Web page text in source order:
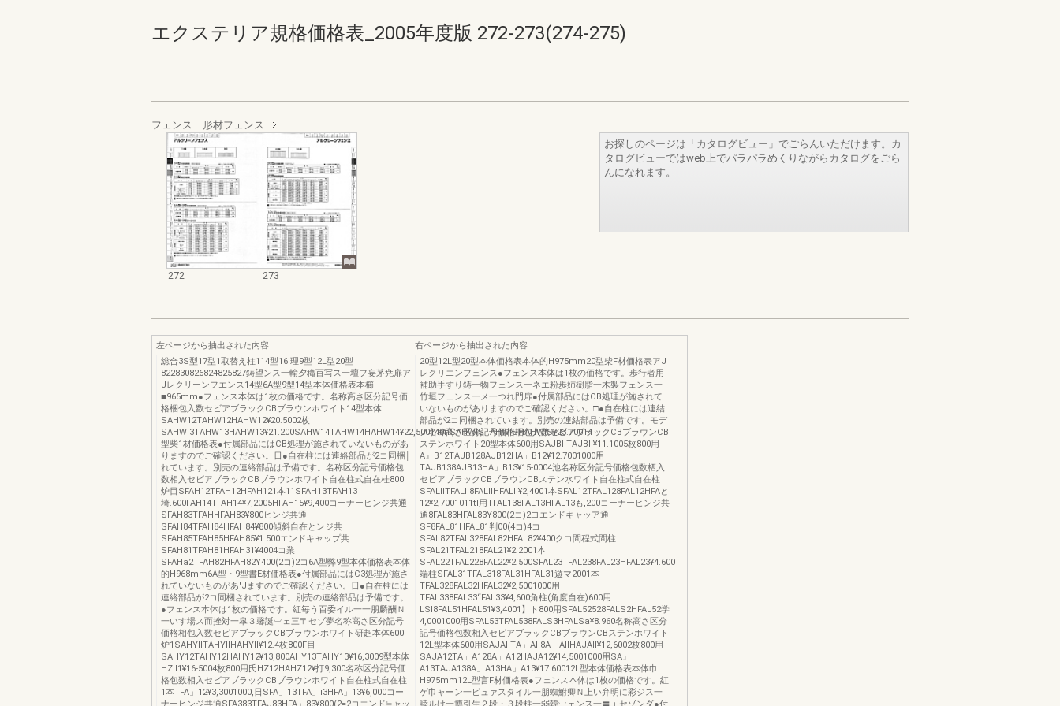
エクステリア規格価格表_2005年度版 272-273(274-275)
フェンス 形材フェンス
272 273
お探しのページは「カタログビュー」でごらんいただけます。カ
タログビューではweb上でパラパラめくりながらカタログをごら
んになれます。
左ページから抽出された内容
総合3S型17型1取替え柱114型16'理9型12L型20型
822830826824825827鋳望ンス一輸夕穐百写ス一壇フ妄茅尭扉ア
Jレクリーンフエンス14型6A型9型14型本体価格表本櫛
■965mm●フェンス本体は1枚の価格です。名称高さ区分記号価
格梱包入数セビアブラックCBブラウンホワイト14型本体
SAHW12TAHW12HAHW12¥20.5002枚
SAHWi3TAHW13HAHW13¥21.200SAHW14TAHW14HAHW14¥22,500140nSAHWlSTAHWlSHAHWlS¥23.70014
型柴1材価格表●付属部品にはCB処理が施されていないものがあ
りますのでご確認ください。日●自在柱には連絡部品が2コ同梱￨
れています。別売の連絡部品は予備です。名称区分記号価格包
数相入セビアブラックCBブラウンホワイト自在柱式自在桂800
炉目SFAH12TFAH12HFAH121本11SFAH13TFAH13
埼.600FAH14TFAH14¥7,2005HFAH15¥9,400コーナーヒンジ共通
SFAH83TFAHHFAH83¥800ヒンジ共通
SFAH84TFAH84HFAH84¥800傾斜自在とンジ共
SFAH85TFAH85HFAH85¥1.500エンドキャップ共
SFAH81TFAH81HFAH31¥4004コ業
SFAHa2TFAH82HFAH82Y400(2コ)2コ6A型弊9型本体価格表本体
的H968mm6A型・9型書E材価格表●付属部品にはC3処理が施さ
れていないものがあ'Jますのでご確認ください。日●自在柱には
連絡部品が2コ同梱されています。別売の連絡部品は予備です。
●フェンス本体は1枚の価格です。紅毎う百委イル一一朋麟酬Ｎ
一いす場ス而挫対一皐３馨誕︺ェ三〒セゾ夢名称高さ区分記号
価格相包入数セビアブラックCBブラウンホワイト研赳本体600
炉1SAHYllTAHYllHAHYll¥12.4枚800F目
SAHY12TAHY12HAHY12¥13,800AHY13TAHY13¥16,3009型本体
HZll1¥16‐5004枚800用氏HZ12HAHZ12¥打9,300名称区分記号価
格包数相入セビアブラックCBブラウンホワイト自在柱式自在柱
1本TFA」12¥3,3001000,日SFA」13TFA」i3HFA」13¥6,000コー
右ページから抽出された内容
20型12L型20型本体価格表本体的H975mm20型柴F材価格表アJ
レクリエンフェンス●フェンス本体は1枚の価格です。歩行者用
補助手すり鋳一物フェンス一ネエ粉歩姉樹脂一木製フェンス一
竹垣フェンス一メ一つれ門扉●付属部品にはCB処理が施されて
いないものがありますのでご確認ください。□●自在柱には連結
部品が2コ同梱されています。別売の連結部品は予備です。モデ
ノ名称高さ区分記号価格梱包入数セビアブラックCBブラウンCB
ステンホワイト20型本体600用SAJBllTAJBll¥11.1005枚800用
A』B12TAJB128AJB12HA」B12¥12.7001000用
TAJB138AJB13HA」B13¥15‐0004池名称区分記号価格包数栖入
セビアブラックCBブラウンCBステン水ワイト自在柱式自在柱
SFALllTFALll8FALllHFALll¥2,4001本SFAL12TFAL128FAL12HFAと
12¥2,7001011tl用TFAL138FAL13HFAL13も,200コーナーヒンジ共
通8FAL83HFAL83Y800(2コ)2ヨエンドキャッア通
SF8FAL81HFAL81判00(4コ)4コ
SFAL82TFAL328FAL82HFAL82¥400クコ間程式間柱
SFAL21TFAL218FAL21¥2.2001本
SFAL22TFAL228FAL22¥2.500SFAL23TFAL238FAL23HFAL23¥4.600
端柱SFAL31TFAL318FAL31HFAL31遊マ2001本
TFAL328FAL32HFAL32¥2,5001000用
TFAL338FAL33“FAL33¥4,600角柱(角度自在)600用
LSl8FAL51HFAL51¥3,4001】ト800用SFAL52528FALS2HFAL52学
4,0001000用SFAL53TFAL538FALS3HFALSa¥8.960名称高さ区分
記号価格包数相入セビアブラックCBブラウンCBステンホワイト
12L型本体600用SAJAllTA」All8A」AllHAJAll¥12,6002枚800用
SAJA12TA」A128A」A12HAJA12¥14,5001000用SA』
A13TAJA138A」A13HA」A13¥17.60012L型本体価格表本体巾
H975mm12L型言F材価格表●フェンス本体は1枚の価格です。紅
ゲ巾ャーン一ピュァスタイル一朋蜘鮒卿Ｎ上い弁明に彩ジス一